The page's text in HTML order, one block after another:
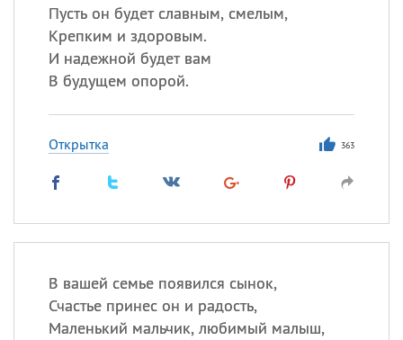
Пусть он будет славным, смелым,
Крепким и здоровым.
И надежной будет вам
В будущем опорой.
Открытка 363
В вашей семье появился сынок,
Счастье принес он и радость,
Маленький мальчик, любимый малыш,